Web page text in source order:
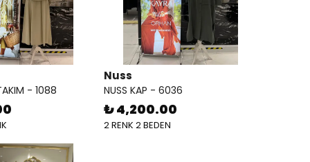
- 1088
Nuss
NUSS KAP - 6036
₺ 4,200.00
2 RENK 2 BEDEN